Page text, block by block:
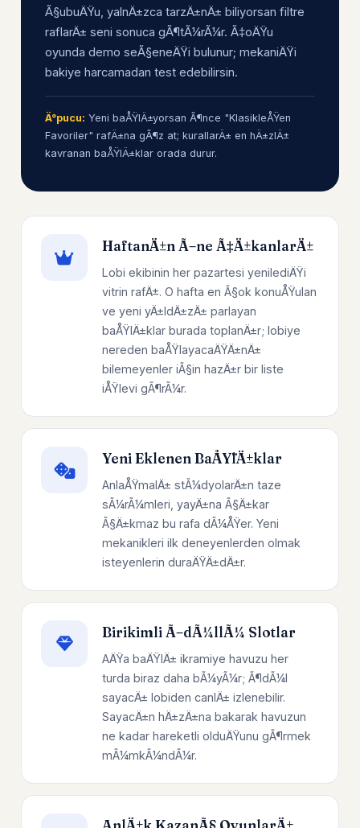
Ã§ubuÄŸu, yalnÄ±zca tarzÄ±nÄ± biliyorsan filtre
raflarÄ± seni sonuca gÃ¶tÃ¼rÃ¼r. Ã‡oÄŸu
oyunda demo seÃ§eneÄŸi bulunur; mekaniÄŸi
bakiye harcamadan test edebilirsin.
Ä°pucu: Yeni baÅŸlÄ±yorsan Ã¶nce "KlasikleÅŸen
Favoriler" rafÄ±na gÃ¶z at; kurallarÄ± en hÄ±zlÄ±
kavranan baÅŸlÄ±klar orada durur.
HaftanÄ±n Ã–ne Ã‡Ä±kanlarÄ±
Lobi ekibinin her pazartesi yenilediÄŸi
vitrin rafÄ±. O hafta en Ã§ok konuÅŸulan
ve yeni yÄ±ldÄ±zÄ± parlayan
baÅŸlÄ±klar burada toplanÄ±r; lobiye
nereden baÅŸlayacaÄŸÄ±nÄ±
bilemeyenler iÃ§in hazÄ±r bir liste
iÅŸlevi gÃ¶rÃ¼r.
Yeni Eklenen BaÅŸlÄ±klar
AnlaÅŸmalÄ± stÃ¼dyolarÄ±n taze
sÃ¼rÃ¼mleri, yayÄ±na Ã§Ä±kar
Ã§Ä±kmaz bu rafa dÃ¼ÅŸer. Yeni
mekanikleri ilk deneyenlerden olmak
isteyenlerin duraÄŸÄ±dÄ±r.
Birikimli Ã–dÃ¼llÃ¼ Slotlar
AÄŸa baÄŸlÄ± ikramiye havuzu her
turda biraz daha bÃ¼yÃ¼r; Ã¶dÃ¼l
sayacÄ± lobiden canlÄ± izlenebilir.
SayacÄ±n hÄ±zÄ±na bakarak havuzun
ne kadar hareketli olduÄŸunu gÃ¶rmek
mÃ¼mkÃ¼ndÃ¼r.